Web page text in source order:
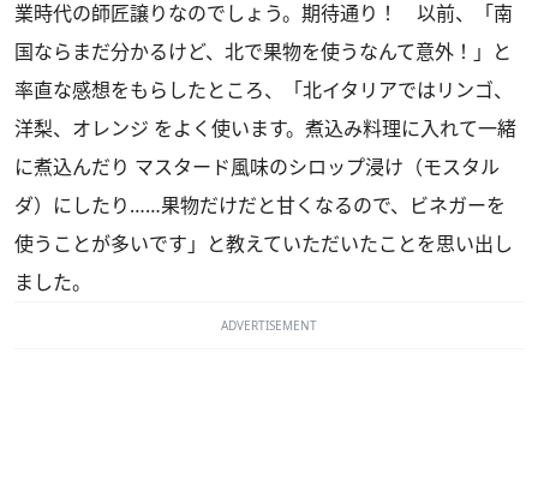
業時代の師匠譲りなのでしょう。期待通り！ 以前、「南
国ならまだ分かるけど、北で果物を使うなんて意外！」と
率直な感想をもらしたところ、「北イタリアではリンゴ、
洋梨、オレンジ をよく使います。煮込み料理に入れて一緒
に煮込んだり マスタード風味のシロップ浸け（モスタル
ダ）にしたり……果物だけだと甘くなるので、ビネガーを
使うことが多いです」と教えていただいたことを思い出し
ました。
ADVERTISEMENT